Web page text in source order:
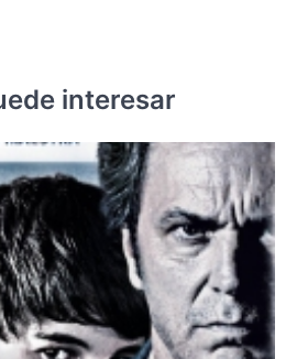
interesar